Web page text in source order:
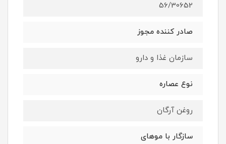
56/30652
صادر کننده مجوز
سازمان غذا و دارو
نوع عصاره
روغن آرگان
سازگار با موهای